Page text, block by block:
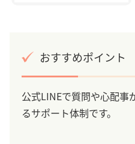
おすすめポイント
公式LINEで質問や心配事
るサポート体制です。